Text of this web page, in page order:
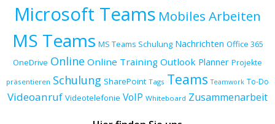
Microsoft Teams Mobiles Arbeiten
MS Teams MS Teams Schulung Nachrichten Office 365
OneDrive Online Online Training Outlook Planner Projekte
präsentieren Schulung SharePoint Tags Teams Teamwork To-Do
Videoanruf Videotelefonie VoIP Whiteboard Zusammenarbeit